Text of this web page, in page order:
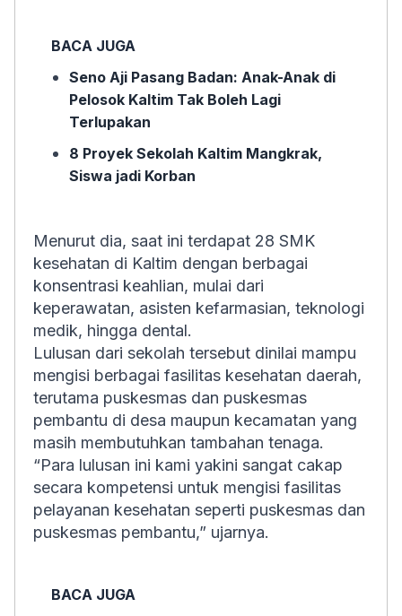
BACA JUGA
Seno Aji Pasang Badan: Anak-Anak di
Pelosok Kaltim Tak Boleh Lagi
Terlupakan
8 Proyek Sekolah Kaltim Mangkrak,
Siswa jadi Korban
Menurut dia, saat ini terdapat 28 SMK
kesehatan di Kaltim dengan berbagai
konsentrasi keahlian, mulai dari
keperawatan, asisten kefarmasian, teknologi
medik, hingga dental.
Lulusan dari sekolah tersebut dinilai mampu
mengisi berbagai fasilitas kesehatan daerah,
terutama puskesmas dan puskesmas
pembantu di desa maupun kecamatan yang
masih membutuhkan tambahan tenaga.
“Para lulusan ini kami yakini sangat cakap
secara kompetensi untuk mengisi fasilitas
pelayanan kesehatan seperti puskesmas dan
puskesmas pembantu,” ujarnya.
BACA JUGA